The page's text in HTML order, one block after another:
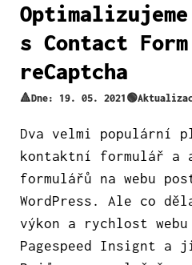
Optimalizujeme
s Contact
reCaptcha
🔺Dne: 19. 05. 2021
Dva velmi populární
kontaktní formulář a
formulářů na webu
WordPress. Ale co
výkon a rychlost webu
Pagespeed Insignt a